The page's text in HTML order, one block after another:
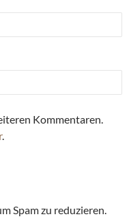
Kommentaren.
.
Spam zu reduzieren.